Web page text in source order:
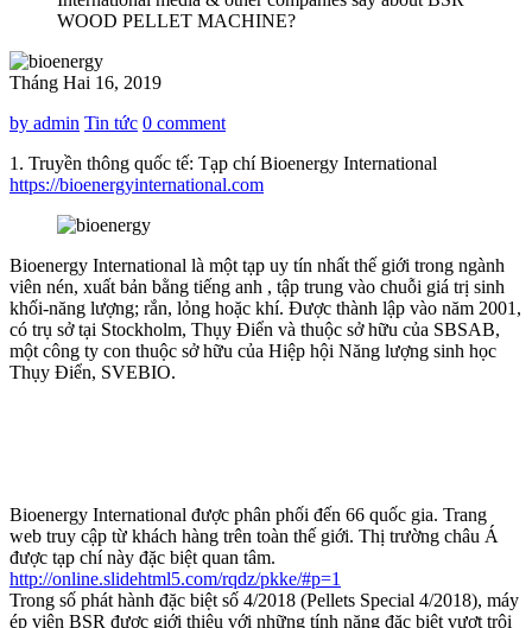
WOOD PELLET MACHINE?
Tháng Hai 16, 2019
by admin Tin tức 0 comment
1. Truyền thông quốc tế: Tạp chí Bioenergy International
https://bioenergyinternational.com
Bioenergy International là một tạp uy tín nhất thế giới trong ngành
viên nén, xuất bản bằng tiếng anh , tập trung vào chuỗi giá trị sinh
khối-năng lượng; rắn, lỏng hoặc khí. Được thành lập vào năm 2001,
có trụ sở tại Stockholm, Thụy Điển và thuộc sở hữu của SBSAB,
một công ty con thuộc sở hữu của Hiệp hội Năng lượng sinh học
Thụy Điển, SVEBIO.
Bioenergy International được phân phối đến 66 quốc gia. Trang
web truy cập từ khách hàng trên toàn thế giới. Thị trường châu Á
được tạp chí này đặc biệt quan tâm.
http://online.slidehtml5.com/rqdz/pkke/#p=1
Trong số phát hành đặc biệt số 4/2018 (Pellets Special 4/2018), máy
ép viên BSR được giới thiệu với những tính năng đặc biệt vượt trội